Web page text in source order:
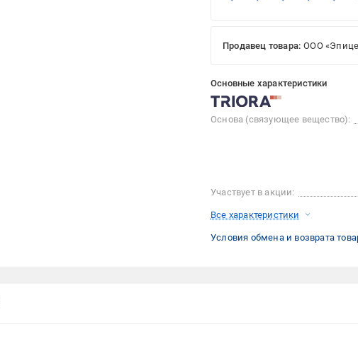
Продавец товара: ООО
Основные характеристики
Основа (связующее вещество):
Участвует в акции:
Все характеристики
Условия обмена и возврата